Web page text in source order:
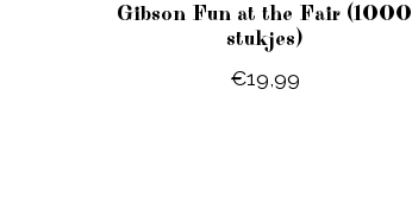
Gibson Fun at the Fair (1000
stukjes)
€19,99